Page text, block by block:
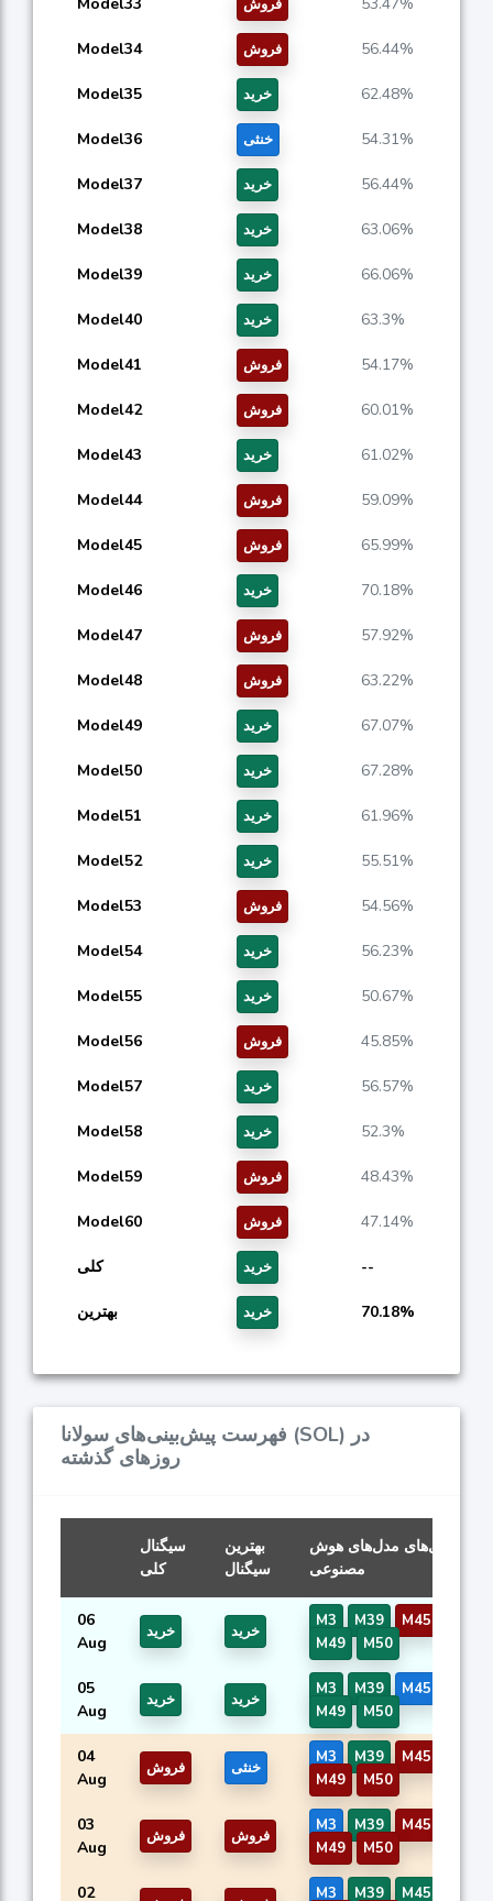
فروش
Model34 فروش 56.44%
Model35 خرید 62.48%
Model36 خنثی 54.31%
Model37 خرید 56.44%
Model38 خرید 63.06%
Model39 خرید 66.06%
Model40 خرید 63.3%
Model41 فروش 54.17%
Model42 فروش 60.01%
Model43 خرید 61.02%
Model44 فروش 59.09%
Model45 فروش 65.99%
Model46 خرید 70.18%
Model47 فروش 57.92%
Model48 فروش 63.22%
Model49 خرید 67.07%
Model50 خرید 67.28%
Model51 خرید 61.96%
Model52 خرید 55.51%
Model53 فروش 54.56%
Model54 خرید 56.23%
Model55 خرید 50.67%
Model56 فروش 45.85%
Model57 خرید 56.57%
Model58 خرید 52.3%
Model59 فروش 48.43%
Model60 فروش 47.14%
کلی خرید --
بهترین خرید 70.18%
فهرست پیش‌بینی‌های سولانا (SOL) در
روزهای گذشته
سیگنال
کلی
بهترین
سیگنال
سیگنال‌های مدل‌های هوش
مصنوعی
06
Aug
خرید خرید
M3 M39 M45
M49
M50
05
Aug
خرید خرید
M3 M39 M45
M49
M50
04
Aug
فروش خنثی
M3 M39 M45
M49
M50
03
Aug
فروش فروش
M3 M39 M45
M49
M50
02
M3 M39 M45